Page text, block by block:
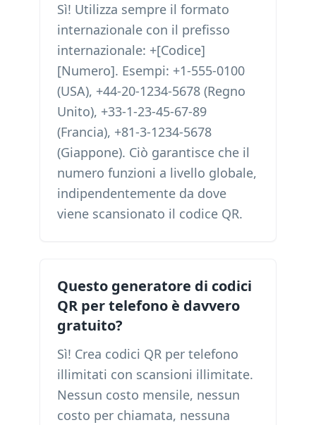
Sì! Utilizza sempre il formato
internazionale con il prefisso
internazionale: +[Codice]
[Numero]. Esempi: +1-555-0100
(USA), +44-20-1234-5678 (Regno
Unito), +33-1-23-45-67-89
(Francia), +81-3-1234-5678
(Giappone). Ciò garantisce che il
numero funzioni a livello globale,
indipendentemente da dove
viene scansionato il codice QR.
Questo generatore di codici
QR per telefono è davvero
gratuito?
Sì! Crea codici QR per telefono
illimitati con scansioni illimitate.
Nessun costo mensile, nessun
costo per chiamata, nessuna